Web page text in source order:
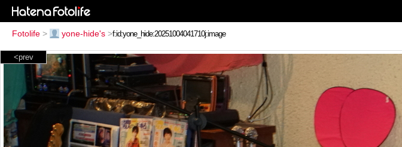
Fotolife > yone-hide's >
<prev